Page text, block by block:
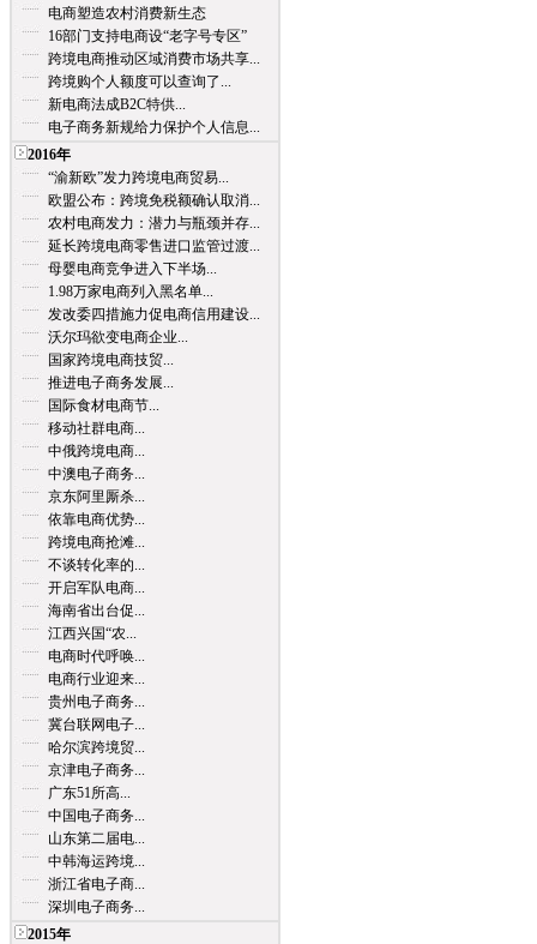
电商塑造农村消费新生态
16部门支持电商设“老字号专区”
跨境电商推动区域消费市场共享...
跨境购个人额度可以查询了...
新电商法成B2C特供...
电子商务新规给力保护个人信息...
2016年
“渝新欧”发力跨境电商贸易...
欧盟公布：跨境免税额确认取消...
农村电商发力：潜力与瓶颈并存...
延长跨境电商零售进口监管过渡...
母婴电商竞争进入下半场...
1.98万家电商列入黑名单...
发改委四措施力促电商信用建设...
沃尔玛欲变电商企业...
国家跨境电商技贸...
推进电子商务发展...
国际食材电商节...
移动社群电商...
中俄跨境电商...
中澳电子商务...
京东阿里厮杀...
依靠电商优势...
跨境电商抢滩...
不谈转化率的...
开启军队电商...
海南省出台促...
江西兴国“农...
电商时代呼唤...
电商行业迎来...
贵州电子商务...
冀台联网电子...
哈尔滨跨境贸...
京津电子商务...
广东51所高...
中国电子商务...
山东第二届电...
中韩海运跨境...
浙江省电子商...
深圳电子商务...
2015年